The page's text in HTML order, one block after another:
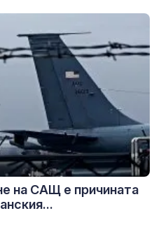
на САЩ е причината